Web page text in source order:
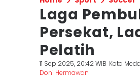
Laga
Persekat,
Pelatih
11 Sep 2025, 20:42 WIB Kota
Doni Hermawan